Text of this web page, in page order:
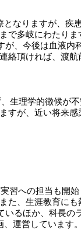
なりますが、疾
多岐にわたり
、今後は血液内
頂ければ、渡
生理学的徴候が
が、近い将来
習への担当も開
た、生涯教育に
るほか、科長
運営しています